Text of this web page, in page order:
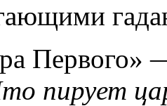
Первого»
пирует